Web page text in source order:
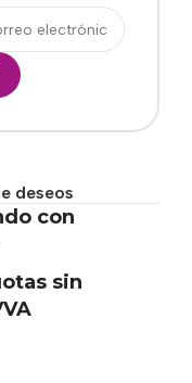
deseos
con
sin